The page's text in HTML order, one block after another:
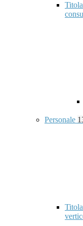
Personale